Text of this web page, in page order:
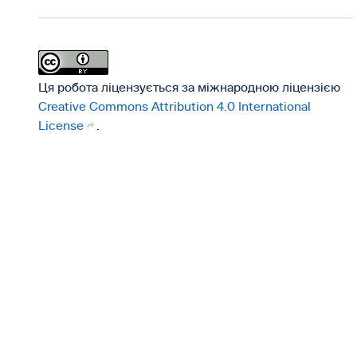
Ця робота ліцензується за міжнародною ліцензією
Creative Commons Attribution 4.0 International
License